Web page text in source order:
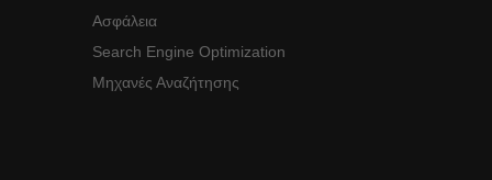
Ασφάλεια
Search Engine Optimization
Μηχανές Αναζήτησης